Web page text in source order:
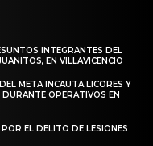
INTEGRANTES DEL
EN VILLAVICENCIO
META INCAUTA LICORES Y
OPERATIVOS EN
EL DELITO DE LESIONES